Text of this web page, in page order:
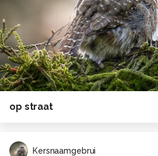
op straat
Kersnaamgebrui